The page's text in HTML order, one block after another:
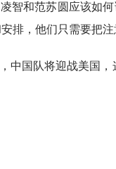
智和范苏圆应该如
排，他们只需要把
中国队将迎战美国